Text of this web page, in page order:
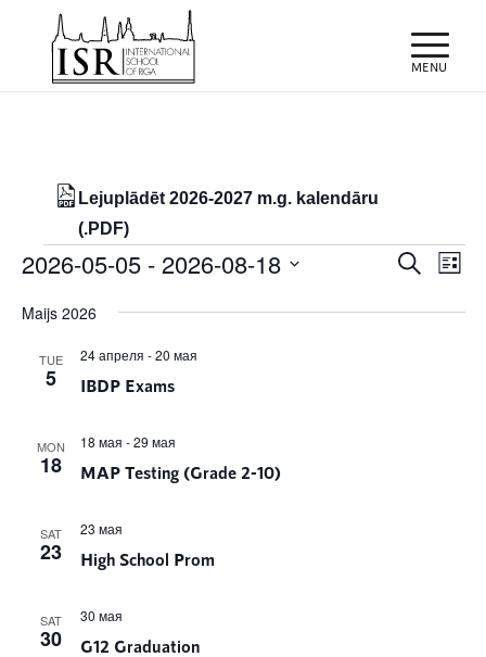
Lejuplādēt 2026-2027 m.g. kalendāru
(.PDF)
Notikumi Meklēt
List
2026-05-05 - 2026-08-18
date.
Maijs 2026
TUE
5 IBDP Exams
24 апреля -20 мая
MON
18 MAP Testing (Grade 2-10)
18 мая -29 мая
SAT
23 High School Prom
23 мая
SAT
30 G12 Graduation
30 мая